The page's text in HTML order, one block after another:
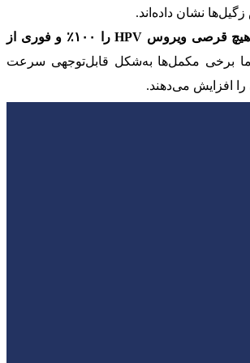
نشان داده‌اند.
هیچ قرصی ویروس HPV را ۱۰۰٪ و فوری از
برخی مکمل‌ها به‌شکل قابل‌توجهی سرعت
افزایش می‌دهند.